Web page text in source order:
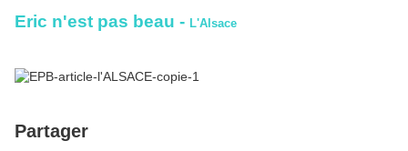
Eric n'est pas beau - L'Alsace
Partager